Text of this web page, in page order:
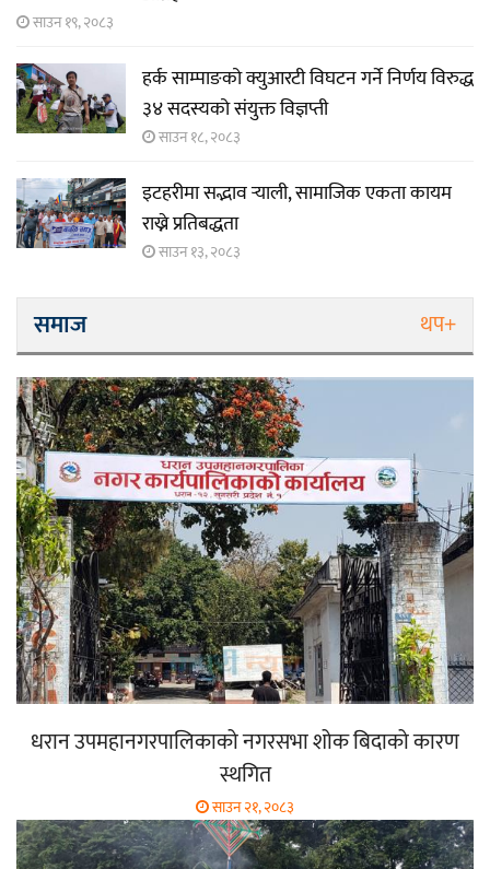
साउन १९, २०८३
हर्क साम्पाङको क्युआरटी विघटन गर्ने निर्णय विरुद्ध
३४ सदस्यको संयुक्त विज्ञप्ती
साउन १८, २०८३
इटहरीमा सद्भाव र्‍याली, सामाजिक एकता कायम
राख्ने प्रतिबद्धता
साउन १३, २०८३
समाज थप+
धरान उपमहानगरपालिकाको नगरसभा शोक बिदाको कारण
स्थगित
साउन २१, २०८३